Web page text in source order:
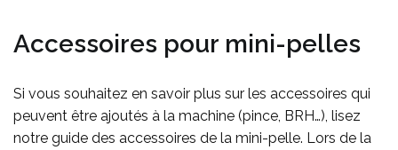
Accessoires pour mini-pelles
Si vous souhaitez en savoir plus sur les accessoires qui
peuvent être ajoutés à la machine (pince, BRH…), lisez
notre guide des accessoires de la mini-pelle. Lors de la